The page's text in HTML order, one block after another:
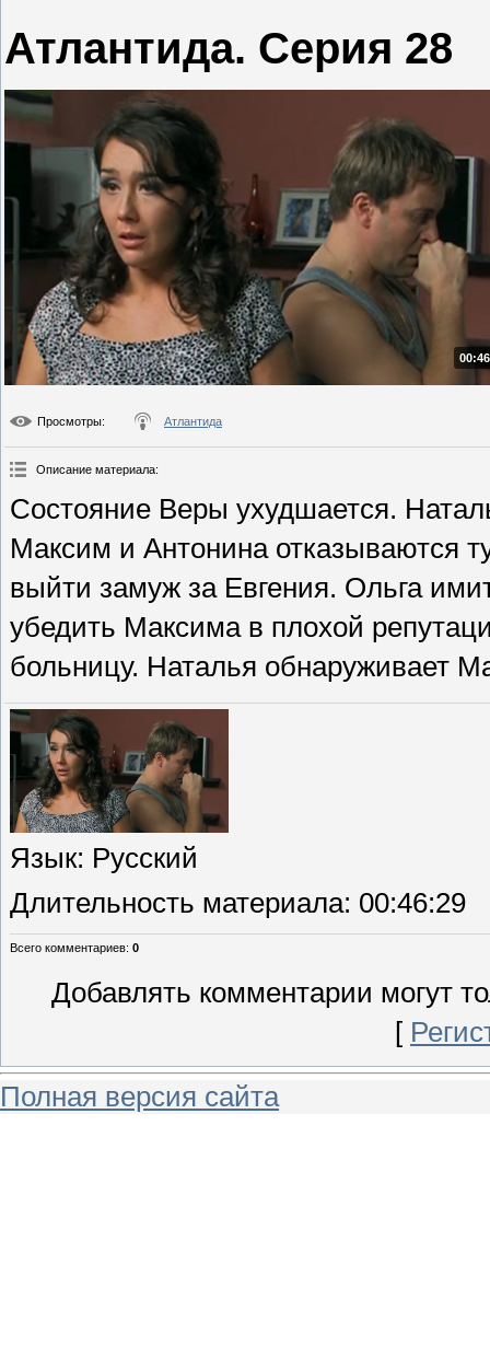
Атлантида. Серия 28
Просмотры: Атлантида
Описание материала:
Состояние Веры ухудшается.
Максим и Антонина отказываются
выйти замуж за Евгения. Ольга
убедить Максима в плохой
больницу. Наталья обнаруживает
Язык: Русский
Длительность материала: 00:46:29
Всего комментариев: 0
Добавлять комментарии могут
[
Полная версия сайта